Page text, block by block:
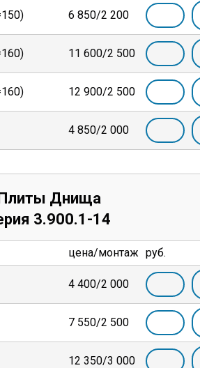
6 850/2 200
11 600/2 500
12 900/2 500
4 850/2 000
Днища
3.900.1-14
цена/монтаж руб.
4 400/2 000
7 550/2 500
12 350/3 000